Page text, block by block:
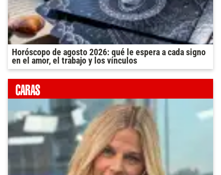
Horóscopo de agosto 2026: qué le espera a cada signo
en el amor, el trabajo y los vínculos